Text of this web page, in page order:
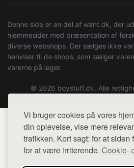
Vi bruger cookies på vores
din oplevelse, vise mere
trafikken. Kort sagt: for at
for at være irriterende. Cookie-
Denne side er en del af want.dk, der
hjemmesider med præsentation af
diverse webshops. Der sælges ikke
henviser til de shops, som sælger
varerne på lager.
© 2026 boystuff.dk. Alle